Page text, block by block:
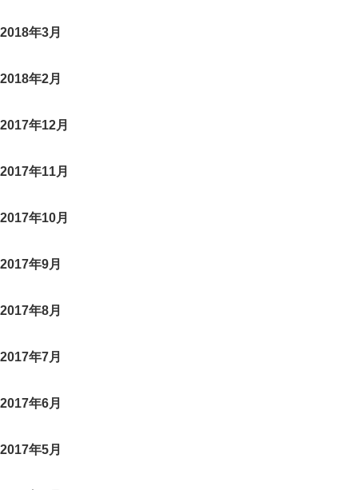
2018年3月
2018年2月
2017年12月
2017年11月
2017年10月
2017年9月
2017年8月
2017年7月
2017年6月
2017年5月